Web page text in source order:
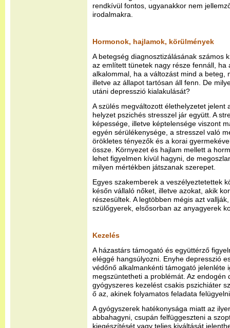
rendkívül fontos, ugyanakkor nem
irodalmakra.
Hormonok, hajlamok, körülmények
A betegség diagnosztizálásának számos
az említett tünetek nagy része fennáll, ha
alkalommal, ha a változást mind a beteg,
illetve az állapot tartósan áll fenn. De
utáni depresszió kialakulását?
A szülés megváltozott élethelyzetet jelent
helyzet pszichés stresszel jár együtt. A
képessége, illetve képtelensége viszont
egyén sérülékenysége, a stresszel való
örökletes tényezők és a korai
össze. Környezet és hajlam mellett a
lehet figyelmen kívül hagyni, de
milyen mértékben játszanak szerepet.
Egyes szakemberek a veszélyeztetettek
későn vállaló nőket, illetve azokat, akik
részesültek. A legtöbben mégis azt
szülőgyerek, elsősorban az anyagyerek
Kezelés
A házastárs támogató és együttérző
eléggé hangsúlyozni. Enyhe depresszió
védőnő alkalmankénti támogató jelenléte
megszüntetheti a problémát. Az endogén
gyógyszeres kezelést csakis pszichiáter
ő az, akinek folyamatos feladata
A gyógyszerek hatékonysága miatt az
abbahagyni, csupán felfüggeszteni a
kiegészítését vagy teljes kiváltását